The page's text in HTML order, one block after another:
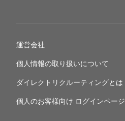
運営会社
個人情報の取り扱いについて
ダイレクトリクルーティングとは
個人のお客様向け ログインページ